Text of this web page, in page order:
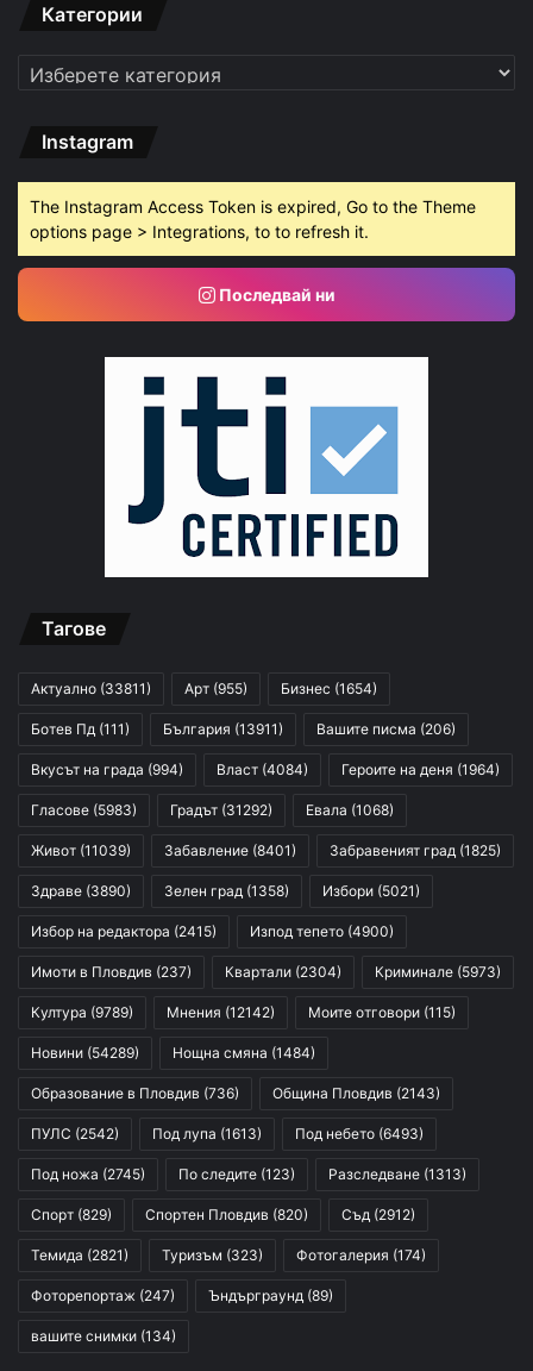
Категории
Категории
Instagram
The Instagram Access Token is expired, Go to the Theme
options page > Integrations, to to refresh it.
Последвай ни
Тагове
Актуално (33811) Арт (955) Бизнес (1654)
Ботев Пд (111) България (13911) Вашите писма (206)
Вкусът на града (994) Власт (4084) Героите на деня (1964)
Гласове (5983) Градът (31292) Евала (1068)
Живот (11039) Забавление (8401) Забравеният град (1825)
Здраве (3890) Зелен град (1358) Избори (5021)
Избор на редактора (2415) Изпод тепето (4900)
Имоти в Пловдив (237) Квартали (2304) Криминале (5973)
Култура (9789) Мнения (12142) Моите отговори (115)
Новини (54289) Нощна смяна (1484)
Образование в Пловдив (736) Община Пловдив (2143)
ПУЛС (2542) Под лупа (1613) Под небето (6493)
Под ножа (2745) По следите (123) Разследване (1313)
Спорт (829) Спортен Пловдив (820) Съд (2912)
Темида (2821) Туризъм (323) Фотогалерия (174)
Фоторепортаж (247) Ъндърграунд (89)
вашите снимки (134)